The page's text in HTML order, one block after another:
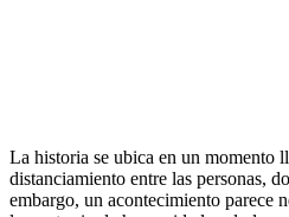
La historia se ubica en un momento
distanciamiento entre las personas,
embargo, un acontecimiento parece